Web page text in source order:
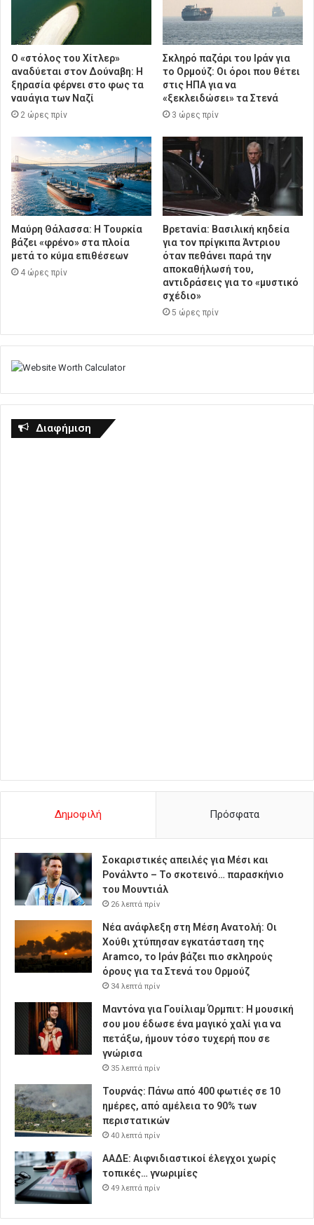
Ο «στόλος του Χίτλερ»
αναδύεται στον Δούναβη: Η
ξηρασία φέρνει στο φως τα
ναυάγια των Ναζί
2 ώρες πρίν
Σκληρό παζάρι του Ιράν για
το Ορμούζ: Οι όροι που θέτει
στις ΗΠΑ για να
«ξεκλειδώσει» τα Στενά
3 ώρες πρίν
Μαύρη Θάλασσα: Η Τουρκία
βάζει «φρένο» στα πλοία
μετά το κύμα επιθέσεων
4 ώρες πρίν
Βρετανία: Βασιλική κηδεία
για τον πρίγκιπα Άντριου
όταν πεθάνει παρά την
αποκαθήλωσή του,
αντιδράσεις για το «μυστικό
σχέδιο»
5 ώρες πρίν
Διαφήμιση
Δημοφιλή Πρόσφατα
Σοκαριστικές απειλές για Μέσι και
Ρονάλντο – Το σκοτεινό… παρασκήνιο
του Μουντιάλ
26 λεπτά πρίν
Νέα ανάφλεξη στη Μέση Ανατολή: Οι
Χούθι χτύπησαν εγκατάσταση της
Aramco, το Ιράν βάζει πιο σκληρούς
όρους για τα Στενά του Ορμούζ
34 λεπτά πρίν
Μαντόνα για Γουίλιαμ Όρμπιτ: Η μουσική
σου μου έδωσε ένα μαγικό χαλί για να
πετάξω, ήμουν τόσο τυχερή που σε
γνώρισα
35 λεπτά πρίν
Τουρνάς: Πάνω από 400 φωτιές σε 10
ημέρες, από αμέλεια το 90% των
περιστατικών
40 λεπτά πρίν
ΑΑΔΕ: Αιφνιδιαστικοί έλεγχοι χωρίς
τοπικές… γνωριμίες
49 λεπτά πρίν